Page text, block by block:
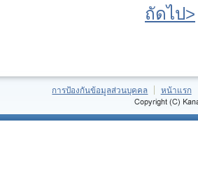
ถัดไป>
การป้องกันข้อมูลส่วนบุคคล หน้าแรก